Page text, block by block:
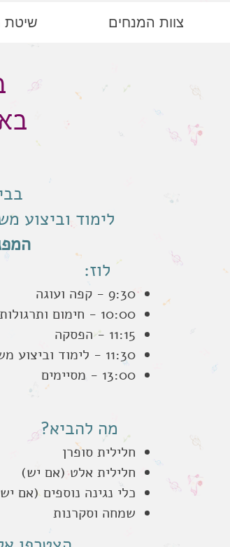
צוות המנחים שיטת
לימוד וביצוע
לוז:
9:30 - קפה ועוגה
10:00 - חימום ותרגולות קצב, תנועה, שירה ונגינה
11:15 - הפסקה
11:30 - לימוד וביצוע משותף של שיר המשלב את כל מרכיבי הביצוע
13:00 - מסיימים
מה להביא?
חלילית סופרן
חלילית אלט (אם יש)
כלי נגינה נוספים (אם
שמחה וסקרנות